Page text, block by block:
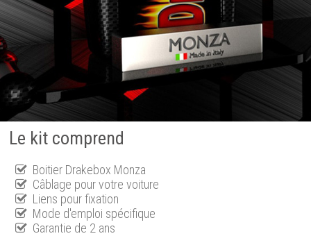
Le kit comprend
Boitier Drakebox Monza
Câblage pour votre voiture
Liens pour fixation
Mode d'emploi spécifique
Garantie de 2 ans